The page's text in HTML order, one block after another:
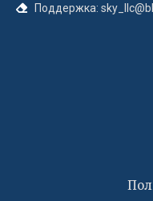
Поддержка: